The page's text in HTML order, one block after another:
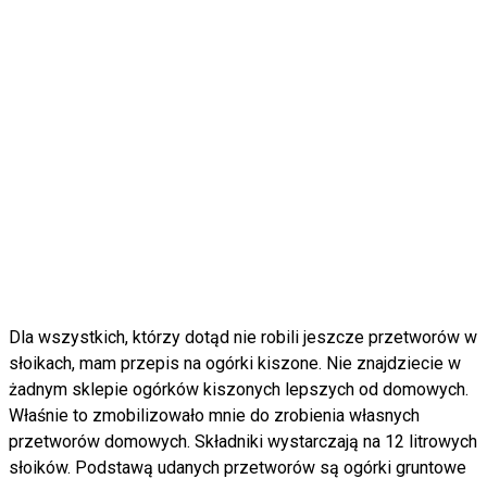
Dla wszystkich, którzy dotąd nie robili jeszcze przetworów w
słoikach, mam przepis na ogórki kiszone. Nie znajdziecie w
żadnym sklepie ogórków kiszonych lepszych od domowych.
Właśnie to zmobilizowało mnie do zrobienia własnych
przetworów domowych. Składniki wystarczają na 12 litrowych
słoików. Podstawą udanych przetworów są ogórki gruntowe